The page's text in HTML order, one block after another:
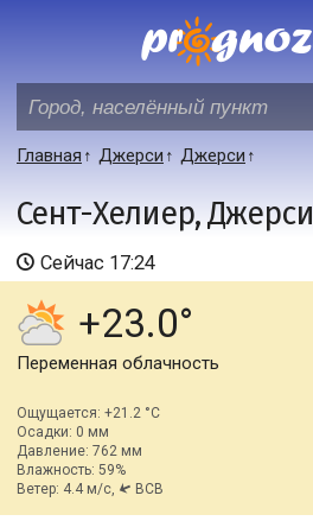
Главная Джерси Джерси
Сент-Хелиер, Джерси
Сейчас 17:24
+23.0
Переменная облачность
Ощущается: +21.2 °C
Осадки: 0 мм
Давление: 762 мм
Влажность: 59%
Ветер: 4.4 м/с,
ВСВ